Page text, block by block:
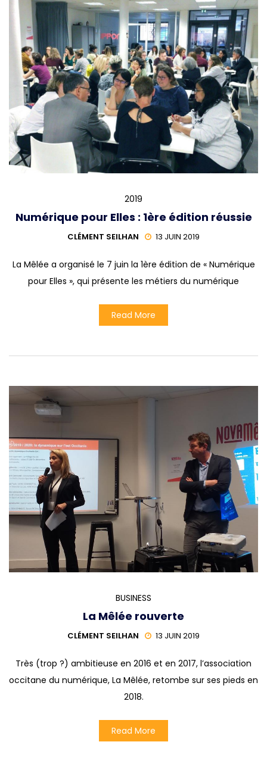
2019
Numérique pour Elles : 1ère édition réussie
CLÉMENT SEILHAN 13 JUIN 2019
La Mêlée a organisé le 7 juin la 1ère édition de « Numérique
pour Elles », qui présente les métiers du numérique
Read More
BUSINESS
La Mêlée rouverte
CLÉMENT SEILHAN 13 JUIN 2019
Très (trop ?) ambitieuse en 2016 et en 2017, l’association
occitane du numérique, La Mêlée, retombe sur ses pieds en
2018.
Read More